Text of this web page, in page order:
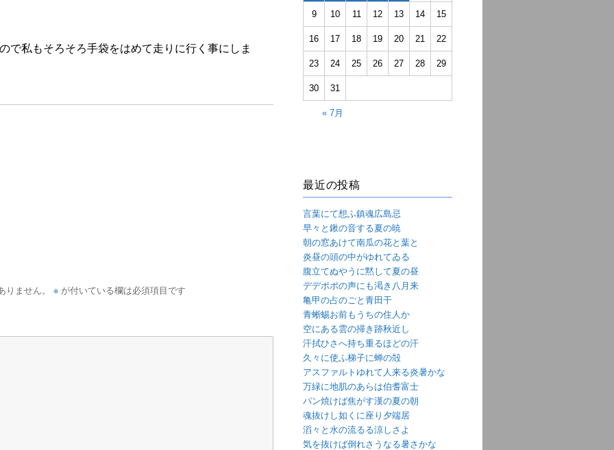
で私もそろそろ手袋をはめて走りに行く事にしま
ません。 ※が付いている欄は必須項目です
9 10 11 12 13 14 15
16 17 18 19 20 21 22
23 24 25 26 27 28 29
30 31
« 7月
最近の投稿
言葉にて想ふ鎮魂広島忌
早々と鍬の音する夏の暁
朝の窓あけて南瓜の花と葉と
炎昼の頭の中がゆれてゐる
腹立てぬやうに黙して夏の昼
デデポポの声にも渇き八月来
亀甲の占のごと青田干
青蜥蜴お前もうちの住人か
空にある雲の掃き跡秋近し
汗拭ひさへ持ち重るほどの汗
久々に使ふ梯子に蝉の殻
アスファルトゆれて人来る炎暑かな
万緑に地肌のあらは伯耆富士
パン焼けば焦がす漢の夏の朝
魂抜けし如くに座り夕端居
滔々と水の流るる涼しさよ
気を抜けば倒れさうなる暑さかな